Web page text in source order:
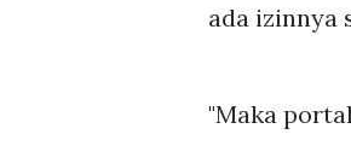
ada izinnya
"Maka